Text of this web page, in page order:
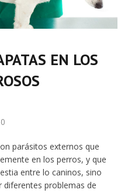
EN LOS
parásitos externos que
en los perros, y que
entre lo caninos, sino
diferentes problemas de